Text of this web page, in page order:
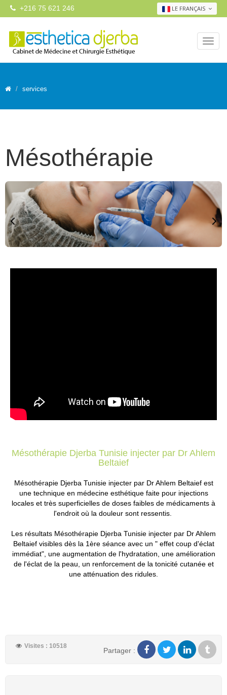
LE FRANÇAIS
+216 75 621 246
services
Mésothérapie
Mésothérapie Djerba Tunisie injecter par Dr Ahlem
Beltaief
Mésothérapie Djerba Tunisie injecter par Dr Ahlem Beltaief est
une technique en médecine esthétique faite pour injections
locales et très superficielles de doses faibles de médicaments à
l'endroit où la douleur sont ressentis.
Les résultats Mésothérapie Djerba Tunisie injecter par Dr Ahlem
Beltaief visibles dès la 1ère séance avec un " effet coup d'éclat
immédiat", une augmentation de l'hydratation, une amélioration
de l'éclat de la peau, un renforcement de la tonicité cutanée et
une atténuation des ridules.
Visites : 10518
Partager :